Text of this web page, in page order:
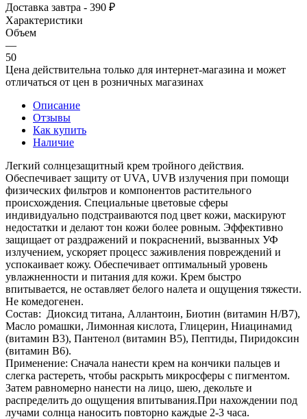
Доставка завтра - 390 ₽
Характеристики
Объем
—
50
Цена действительна только для интернет-магазина и может
отличаться от цен в розничных магазинах
Описание
Отзывы
Как купить
Наличие
Легкий солнцезащитный крем тройного действия.
Обеспечивает защиту от UVA, UVB излучения при помощи
физических фильтров и компонентов растительного
происхождения. Специальные цветовые сферы
индивидуально подстраиваются под цвет кожи, маскируют
недостатки и делают тон кожи более ровным. Эффективно
защищает от раздражений и покраснений, вызванных УФ
излучением, ускоряет процесс заживления повреждений и
успокаивает кожу. Обеспечивает оптимальный уровень
увлажненности и питания для кожи. Крем быстро
впитывается, не оставляет белого налета и ощущения тяжести.
Не комедогенен.
Состав: Диоксид титана, Аллантоин, Биотин (витамин H/B7),
Масло ромашки, Лимонная кислота, Глицерин, Ниацинамид
(витамин B3), Пантенол (витамин B5), Пептиды, Пиридоксин
(витамин B6).
Применение: Сначала нанести крем на кончики пальцев и
слегка растереть, чтобы раскрыть микросферы с пигментом.
Затем равномерно нанести на лицо, шею, декольте и
распределить до ощущения впитывания.При нахождении под
лучами солнца наносить повторно каждые 2-3 часа.